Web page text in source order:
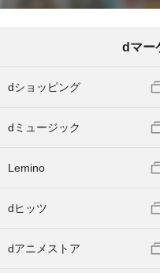
dマー
dショッピング
dミュージック
Lemino
dヒッツ
dアニメストア